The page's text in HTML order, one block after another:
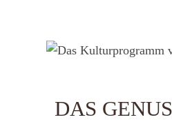
DAS